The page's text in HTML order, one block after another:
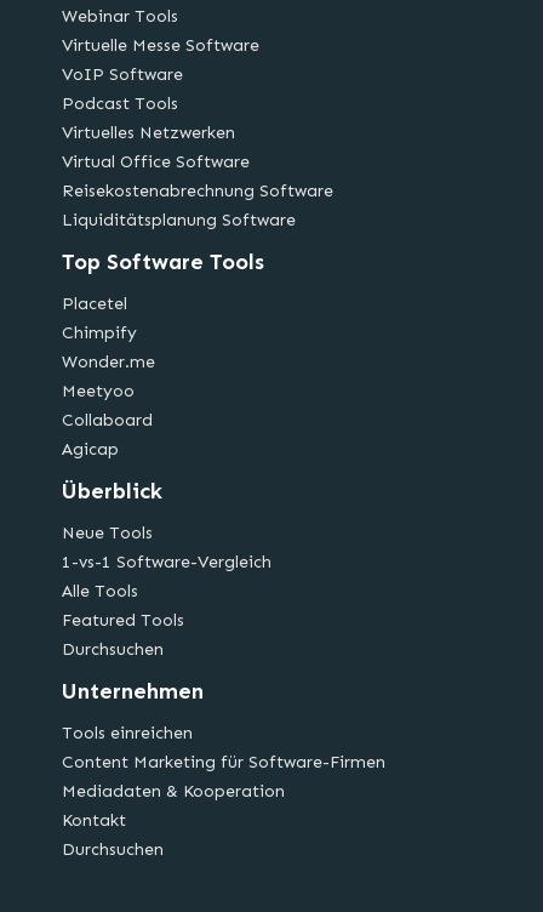
Webinar Tools
Virtuelle Messe Software
VoIP Software
Podcast Tools
Virtuelles Netzwerken
Virtual Office Software
Reisekostenabrechnung Software
Liquiditätsplanung Software
Top Software Tools
Placetel
Chimpify
Wonder.me
Meetyoo
Collaboard
Agicap
Überblick
Neue Tools
1-vs-1 Software-Vergleich
Alle Tools
Featured Tools
Durchsuchen
Unternehmen
Tools einreichen
Content Marketing für Software-Firmen
Mediadaten & Kooperation
Kontakt
Durchsuchen